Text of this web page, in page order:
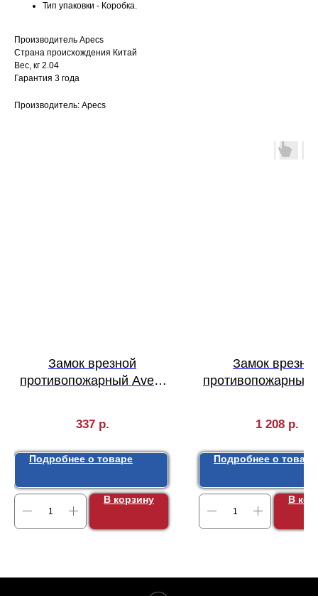
Тип упаковки - Коробка.
Производитель Apecs
Страна происхождения Китай
Вес, кг 2.04
Гарантия 3 года
Производитель: Apecs
Замок врезной
противопожарный Avers
337 р.
Подробнее о товаре
В корзину
Замок
противопожарный
1 208 р.
Подробнее о товаре
В